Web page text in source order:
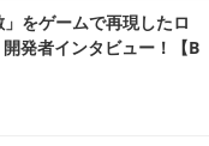
」をゲームで再現したロ
発者インタビュー！【B